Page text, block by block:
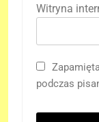
Witryna
podczas